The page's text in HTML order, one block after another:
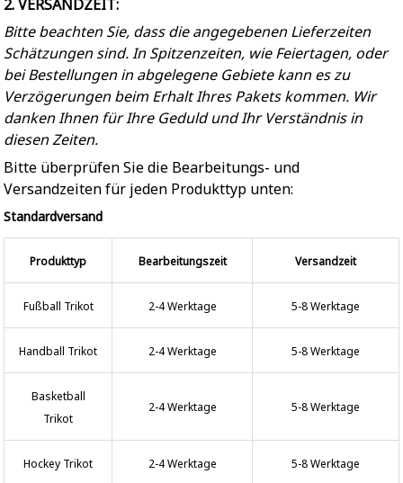
2. VERSANDZEIT:
Bitte beachten Sie, dass die angegebenen Lieferzeiten
Schätzungen sind. In Spitzenzeiten, wie Feiertagen, oder
bei Bestellungen in abgelegene Gebiete kann es zu
Verzögerungen beim Erhalt Ihres Pakets kommen. Wir
danken Ihnen für Ihre Geduld und Ihr Verständnis in
diesen Zeiten.
Bitte überprüfen Sie die Bearbeitungs- und
Versandzeiten für jeden Produkttyp unten:
Standardversand
Produkttyp Bearbeitungszeit Versandzeit
Fußball Trikot 2-4 Werktage 5-8 Werktage
Handball Trikot 2-4 Werktage 5-8 Werktage
Basketball
Trikot
2-4 Werktage 5-8 Werktage
Hockey Trikot 2-4 Werktage 5-8 Werktage